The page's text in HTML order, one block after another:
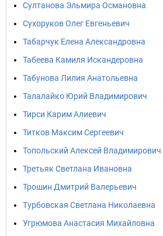
Султанова Эльмира Османовна
Сухоруков Олег Евгеньевич
Табарчук Елена Александровна
Табеева Камиля Искандеровна
Табунова Лилия Анатольевна
Талалайко Юрий Владимирович
Тирси Карим Алиевич
Титков Максим Сергеевич
Топольский Алексей Владимирович
Третьяк Светлана Ивановна
Трошин Дмитрий Валерьевич
Турбовская Светлана Николаевна
Угрюмова Анастасия Михайловна